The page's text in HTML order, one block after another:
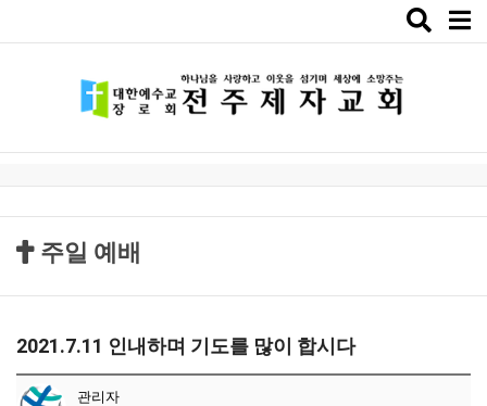
Toggle
주일 예배
2021.7.11 인내하며 기도를 많이 합시다
관리자